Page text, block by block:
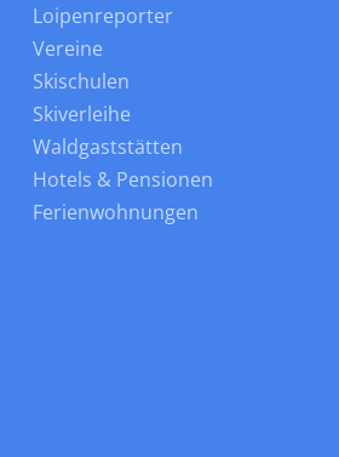
Loipenreporter
Vereine
Skischulen
Skiverleihe
Waldgaststätten
Hotels & Pensionen
Ferienwohnungen